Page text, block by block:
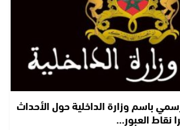
باسم وزارة الداخلية حول الأحداث
نقاط العبور…